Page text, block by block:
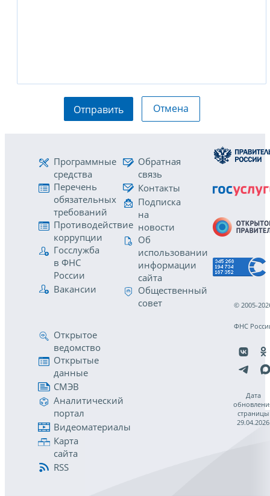
Отправить Отмена
Программные
средства
Перечень
обязательных
требований
Противодействие
коррупции
Госслужба
в ФНС
России
Вакансии
Обратная
связь
Контакты
Подписка
на
новости
Об
использовании
информации
сайта
Общественный
совет
Открытое
ведомство
Открытые
данные
СМЭВ
Аналитический
портал
Видеоматериалы
Карта
сайта
RSS
© 2005-
ФНС
Дата
страницы
29.04.2026